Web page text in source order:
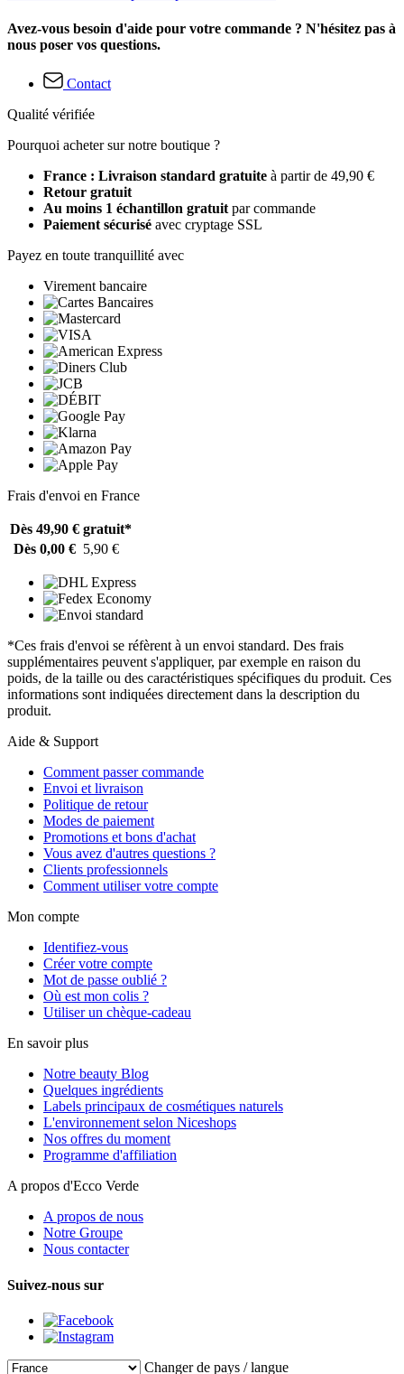
Avez-vous besoin d'aide pour votre commande ? N'hésitez pas à
nous poser vos questions.
Contact
Qualité vérifiée
Pourquoi acheter sur notre boutique ?
France : Livraison standard gratuite à partir de 49,90 €
Retour gratuit
Au moins 1 échantillon gratuit par commande
Paiement sécurisé avec cryptage SSL
Payez en toute tranquillité avec
Virement bancaire
Frais d'envoi en France
Dès 49,90 € gratuit*
Dès 0,00 € 5,90 €
*Ces frais d'envoi se réfèrent à un envoi standard. Des frais
supplémentaires peuvent s'appliquer, par exemple en raison du
poids, de la taille ou des caractéristiques spécifiques du produit. Ces
informations sont indiquées directement dans la description du
produit.
Aide & Support
Comment passer commande
Envoi et livraison
Politique de retour
Modes de paiement
Promotions et bons d'achat
Vous avez d'autres questions ?
Clients professionnels
Comment utiliser votre compte
Mon compte
Identifiez-vous
Créer votre compte
Mot de passe oublié ?
Où est mon colis ?
Utiliser un chèque-cadeau
En savoir plus
Notre beauty Blog
Quelques ingrédients
Labels principaux de cosmétiques naturels
L'environnement selon Niceshops
Nos offres du moment
Programme d'affiliation
A propos d'Ecco Verde
A propos de nous
Notre Groupe
Nous contacter
Suivez-nous sur
Changer de pays / langue